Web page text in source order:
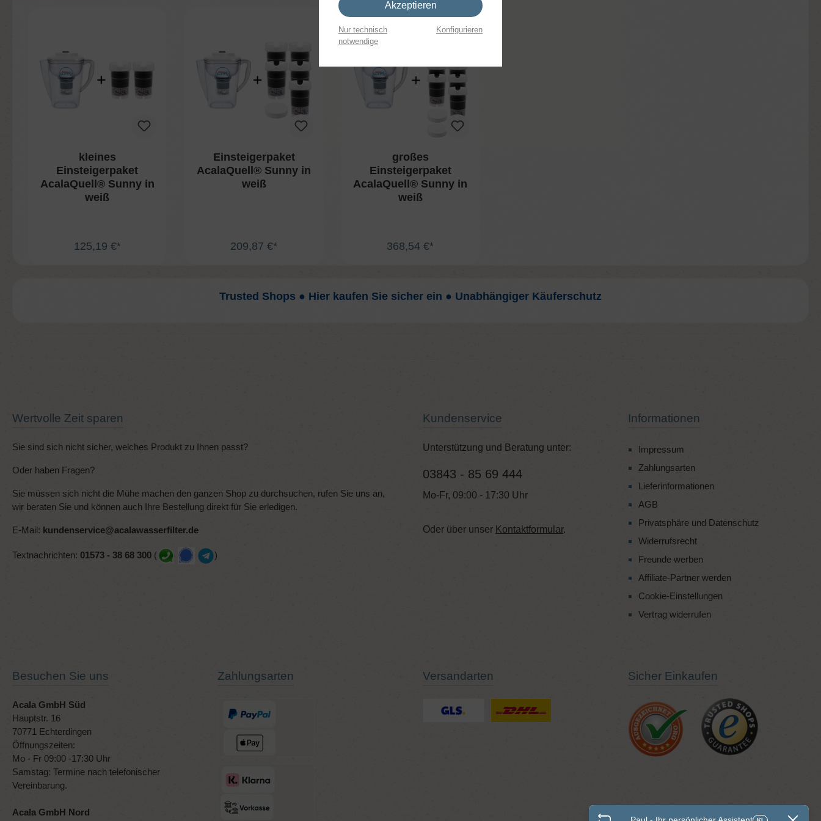
kleines
Einsteigerpaket
AcalaQuell® Sunny in
weiß
125,19 €*
Einsteigerpaket
AcalaQuell® Sunny in
weiß
209,87 €*
großes
Einsteigerpaket
AcalaQuell® Sunny in
weiß
368,54 €*
Trusted Shops ● Hier kaufen Sie sicher ein ● Unabhängiger Käuferschutz
Wertvolle Zeit sparen
Sie sind sich nicht sicher, welches Produkt zu Ihnen passt?
Oder haben Fragen?
Sie müssen sich nicht die Mühe machen den ganzen Shop zu durchsuchen, rufen Sie uns an,
wir beraten Sie und können auch Ihre Bestellung direkt für Sie erledigen.
E-Mail: kundenservice@acalawasserfilter.de
Textnachrichten: 01573 - 38 68 300 ( )
Informationen
Impressum
Zahlungsarten
Lieferinformationen
AGB
Privatsphäre und Datenschutz
Widerrufsrecht
Freunde werben
Affiliate-Partner werden
Cookie-Einstellungen
Vertrag widerrufen
Kundenservice
Unterstützung und Beratung unter:
03843 - 85 69 444
Mo-Fr, 09:00 - 17:30 Uhr
Oder über unser Kontaktformular.
Besuchen Sie uns
Acala GmbH Süd
Hauptstr. 16
70771 Echterdingen
Öffnungszeiten:
Mo - Fr 09:00 -17:30 Uhr
Samstag: Termine nach telefonischer
Vereinbarung.
Acala GmbH Nord
Zahlungsarten Versandarten Sicher Einkaufen
Akzeptieren
Nur technisch
notwendige
Konfigurieren